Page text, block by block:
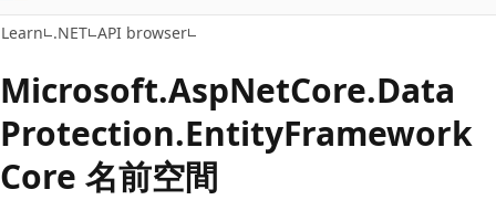
プ
ス
キ
ッ
プ
Learn .NET API browser
Microsoft.AspNetCore.Data
Protection.EntityFramework
Core 名前空間